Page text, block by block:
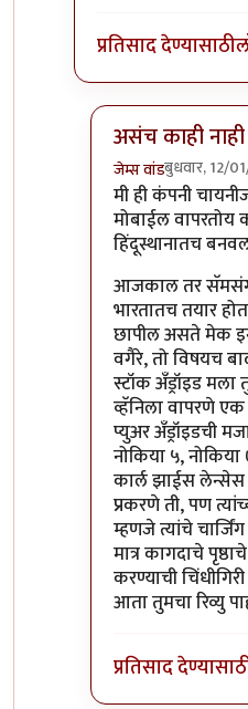
प्रतिसाद देण्यासाठी
असंच काही नाही
जेम्स वांडबुधवार, 12/
In reply toया
मी ही कंपनी
मोबाईल वापरतोय
हिंदूस्थानातच
आजकाल तर सॅमसंग
भारतातच तयार
छापील असते मेक
वगैरे, तो विषयच
स्टॉक अँड्रॉइड
व्हॅनिला वापरणे
प्युअर अँड्रॉइडची
नोकिया ५,
कार्ल झाईस
प्रकरणे ती, पण
म्हणजे त्यांचे
मात्र कागदाचे
करण्याची
आता तुमचा रिव्यु
प्रतिसाद